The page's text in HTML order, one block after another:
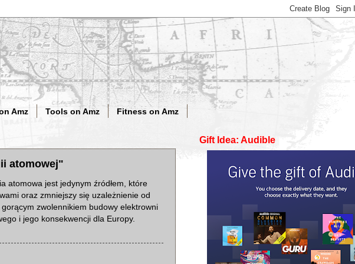
Amz Tools on Amz Fitness on Amz
atomowej"
atomowa jest jedynym źródłem, które
oraz zmniejszy się uzależnienie od
zwolennikiem budowy elektrowni
i jego konsekwencji dla Europy.
Gift Idea: Audible